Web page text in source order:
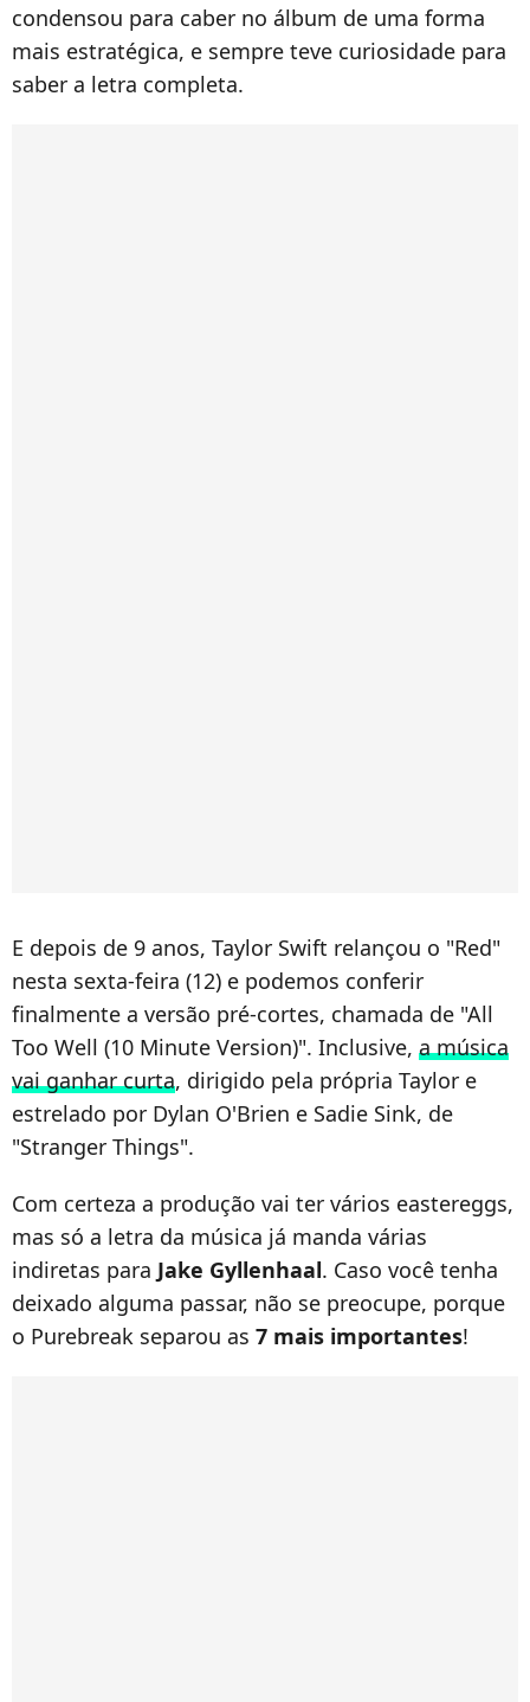
condensou para caber no álbum de uma forma
mais estratégica, e sempre teve curiosidade para
saber a letra completa.
E depois de 9 anos, Taylor Swift relançou o "Red"
nesta sexta-feira (12) e podemos conferir
finalmente a versão pré-cortes, chamada de "All
Too Well (10 Minute Version)". Inclusive, a música
vai ganhar curta, dirigido pela própria Taylor e
estrelado por Dylan O'Brien e Sadie Sink, de
"Stranger Things".
Com certeza a produção vai ter vários eastereggs,
mas só a letra da música já manda várias
indiretas para Jake Gyllenhaal. Caso você tenha
deixado alguma passar, não se preocupe, porque
o Purebreak separou as 7 mais importantes!